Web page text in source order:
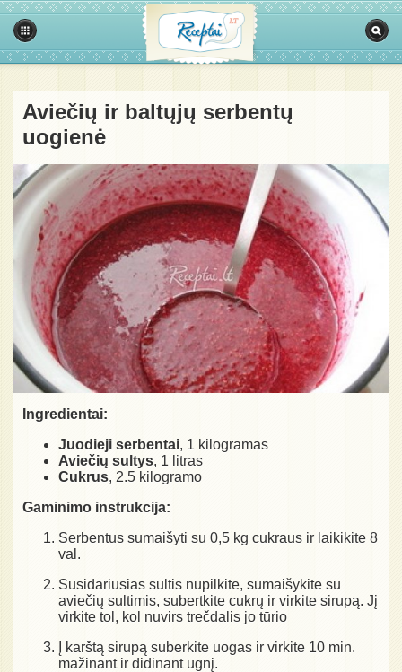
Aviečių ir baltųjų serbentų
uogienė
Ingredientai:
Juodieji serbentai, 1 kilogramas
Aviečių sultys, 1 litras
Cukrus, 2.5 kilogramo
Gaminimo instrukcija:
Serbentus sumaišyti su 0,5 kg cukraus ir laikikite 8
val.
Susidariusias sultis nupilkite, sumaišykite su
aviečių sultimis, subertkite cukrų ir virkite sirupą. Jį
virkite tol, kol nuvirs trečdalis jo tūrio
Į karštą sirupą suberkite uogas ir virkite 10 min.
mažinant ir didinant ugnį.